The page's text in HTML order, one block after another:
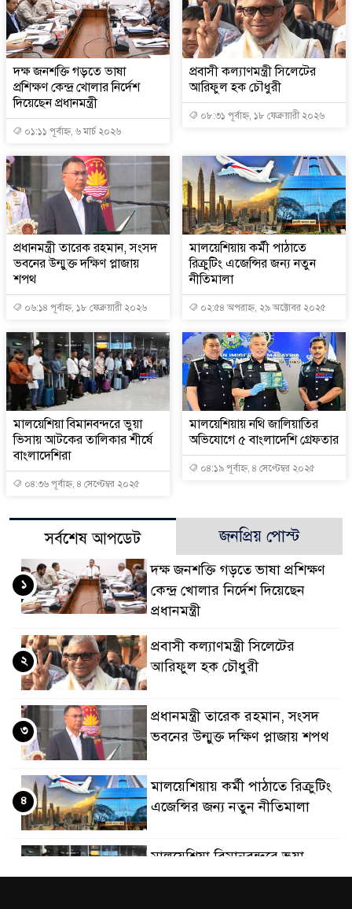
দক্ষ জনশক্তি গড়তে ভাষা
প্রশিক্ষণ কেন্দ্র খোলার নির্দেশ
দিয়েছেন প্রধানমন্ত্রী
০১:১১ পূর্বাহ্ন, ৬ মার্চ ২০২৬
প্রবাসী কল্যাণমন্ত্রী সিলেটের
আরিফুল হক চৌধুরী
০৮:৩১ পূর্বাহ্ন, ১৮ ফেব্রুয়ারী ২০২৬
প্রধানমন্ত্রী তারেক রহমান, সংসদ
ভবনের উন্মুক্ত দক্ষিণ প্লাজায়
শপথ
০৬:১৪ পূর্বাহ্ন, ১৮ ফেব্রুয়ারী ২০২৬
মালয়েশিয়ায় কর্মী পাঠাতে
রিক্রুটিং এজেন্সির জন্য নতুন
নীতিমালা
০২:৫৪ অপরাহ্ন, ২৯ অক্টোবর ২০২৫
মালয়েশিয়া বিমানবন্দরে ভুয়া
ভিসায় আটকের তালিকার শীর্ষে
বাংলাদেশিরা
০৪:৩৬ পূর্বাহ্ন, ৪ সেপ্টেম্বর ২০২৫
মালয়েশিয়ায় নথি জালিয়াতির
অভিযোগে ৫ বাংলাদেশি গ্রেফতার
০৪:১৯ পূর্বাহ্ন, ৪ সেপ্টেম্বর ২০২৫
সর্বশেষ আপডেট জনপ্রিয় পোস্ট
দক্ষ জনশক্তি গড়তে ভাষা প্রশিক্ষণ
কেন্দ্র খোলার নির্দেশ দিয়েছেন
প্রধানমন্ত্রী
১
প্রবাসী কল্যাণমন্ত্রী সিলেটের
আরিফুল হক চৌধুরী
২
প্রধানমন্ত্রী তারেক রহমান, সংসদ
ভবনের উন্মুক্ত দক্ষিণ প্লাজায় শপথ
৩
মালয়েশিয়ায় কর্মী পাঠাতে রিক্রুটিং
এজেন্সির জন্য নতুন নীতিমালা
৪
মালয়েশিয়া বিমানবন্দরে ভুয়া
ভিসায় আটকের তালিকার শীর্ষে